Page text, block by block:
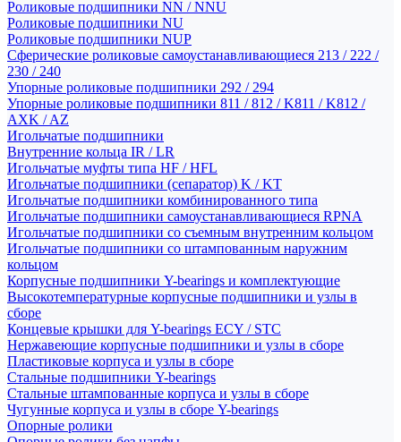
Роликовые подшипники NN / NNU
Роликовые подшипники NU
Роликовые подшипники NUP
Сферические роликовые самоустанавливающиеся 213 / 222 /
230 / 240
Упорные роликовые подшипники 292 / 294
Упорные роликовые подшипники 811 / 812 / K811 / K812 /
AXK / AZ
Игольчатые подшипники
Внутренние кольца IR / LR
Игольчатые муфты типа HF / HFL
Игольчатые подшипники (сепаратор) K / KT
Игольчатые подшипники комбинированного типа
Игольчатые подшипники самоустанавливающиеся RPNA
Игольчатые подшипники со съемным внутренним кольцом
Игольчатые подшипники со штампованным наружним
кольцом
Корпусные подшипники Y-bearings и комплектующие
Высокотемпературные корпусные подшипники и узлы в
сборе
Концевые крышки для Y-bearings ECY / STC
Нержавеющие корпусные подшипники и узлы в сборе
Пластиковые корпуса и узлы в сборе
Стальные подшипники Y-bearings
Стальные штампованные корпуса и узлы в сборе
Чугунные корпуса и узлы в сборе Y-bearings
Опорные ролики